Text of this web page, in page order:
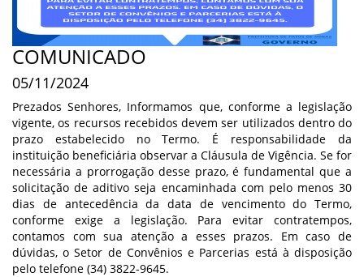
COMUNICADO
05/11/2024
Prezados Senhores, Informamos que, conforme a legislação
vigente, os recursos recebidos devem ser utilizados dentro do
prazo estabelecido no Termo. É responsabilidade da
instituição beneficiária observar a Cláusula de Vigência. Se for
necessária a prorrogação desse prazo, é fundamental que a
solicitação de aditivo seja encaminhada com pelo menos 30
dias de antecedência da data de vencimento do Termo,
conforme exige a legislação. Para evitar contratempos,
contamos com sua atenção a esses prazos. Em caso de
dúvidas, o Setor de Convênios e Parcerias está à disposição
pelo telefone (34) 3822-9645.